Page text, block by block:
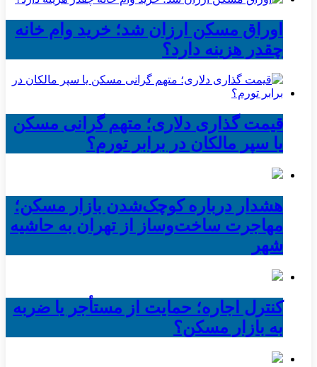
اوراق مسکن ارزان شد؛ خرید وام خانه
چقدر هزینه دارد؟
قیمت گذاری دلاری؛ متهم گرانی مسکن
یا سپر مالکان در برابر تورم؟
هشدار درباره کوچک‌شدن بازار مسکن؛
مهاجرت ساخت‌وساز از تهران به حاشیه‌
شهر
کنترل اجاره؛ حمایت از مستأجر یا ضربه
به بازار مسکن؟